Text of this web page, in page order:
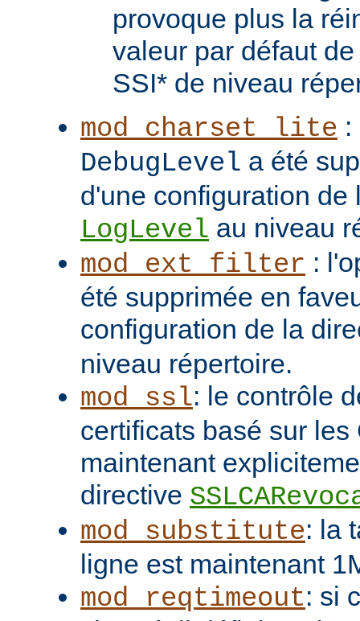
provoque plus la
valeur par défaut
SSI* de niveau
mod_charset_lite
DebugLevel a été
d'une configuration de
LogLevel au niveau
mod_ext_filter :
été supprimée en
configuration de la
niveau répertoire.
mod_ssl: le contrôle
certificats basé sur les
maintenant
directive
mod_substitute: la
ligne est maintenant
mod_reqtimeout: si